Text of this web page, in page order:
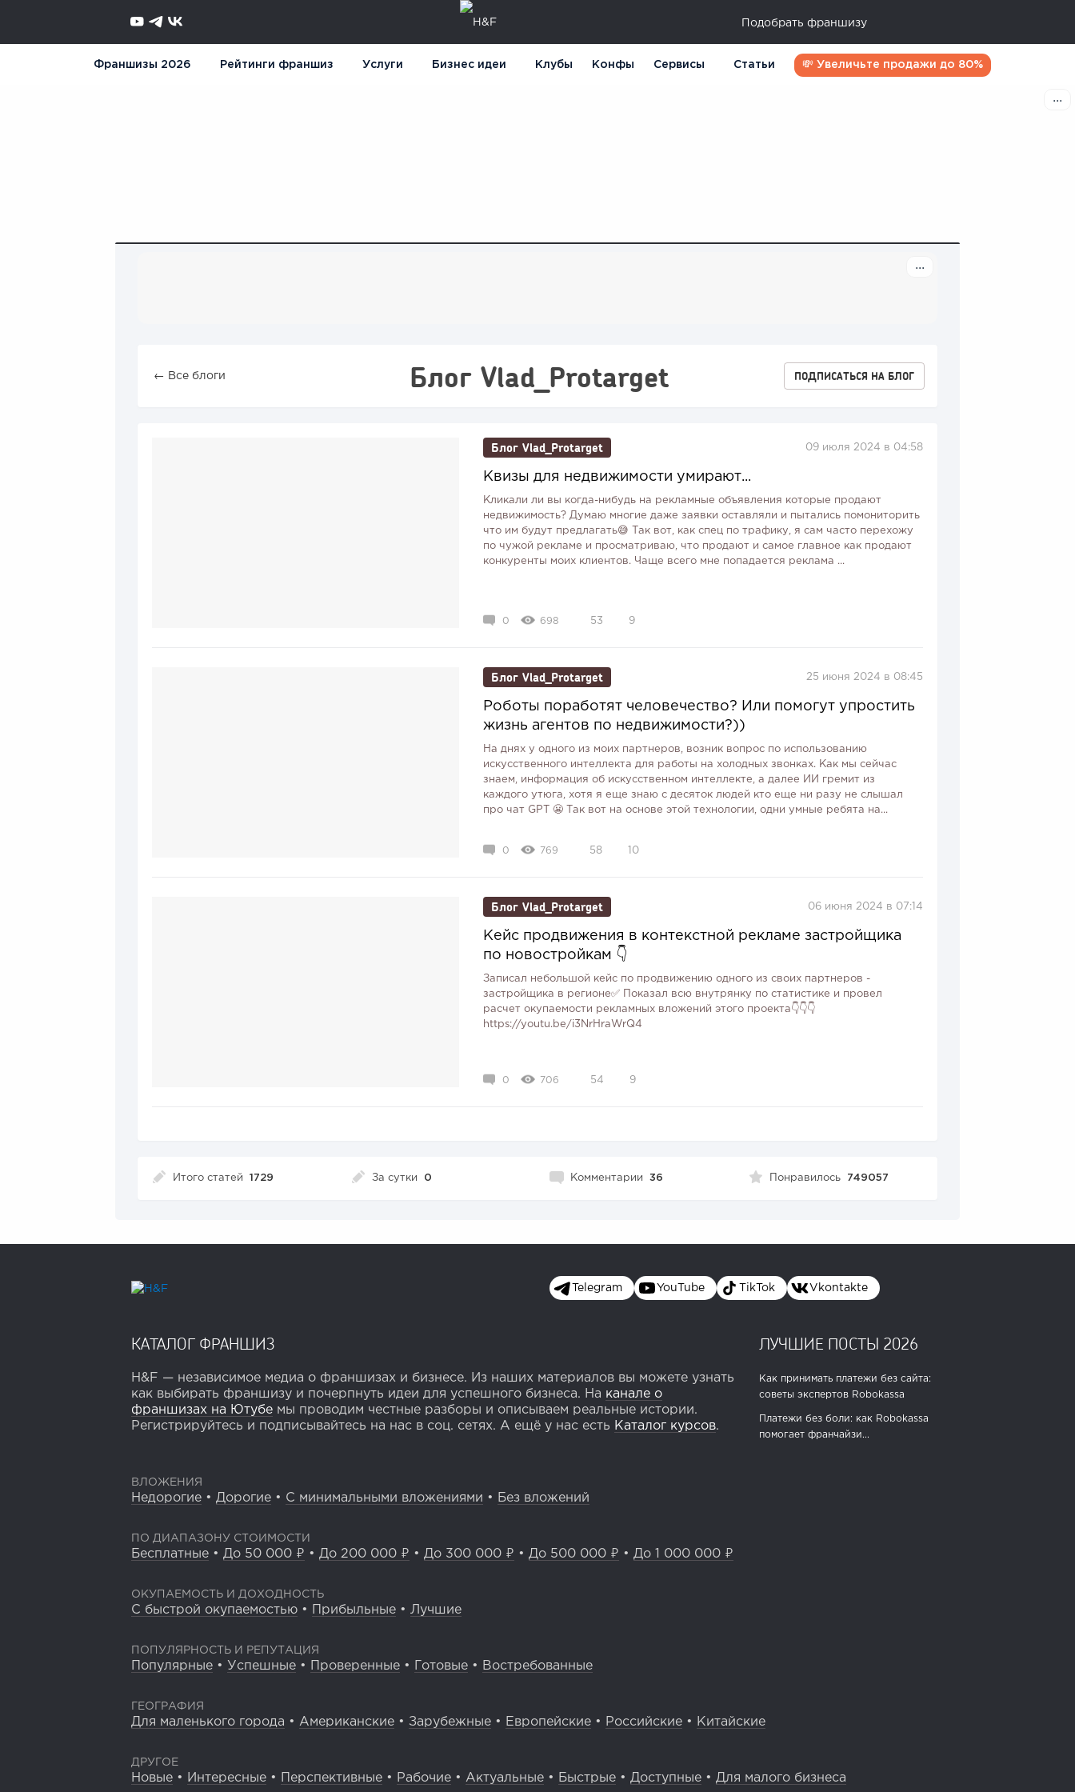
Подобрать франшизу
Франшизы 2026 Рейтинги франшиз Услуги Бизнес идеи Клубы Конфы Сервисы Статьи 💸 Увеличьте продажи до 80%
← Все блоги Блог Vlad_Protarget ПОДПИСАТЬСЯ НА БЛОГ
Блог Vlad_Protarget 09 июля 2024 в 04:58
Квизы для недвижимости умирают...
Кликали ли вы когда-нибудь на рекламные объявления которые продают
недвижимость? Думаю многие даже заявки оставляли и пытались помониторить
что им будут предлагать😅 Так вот, как спец по трафику, я сам часто перехожу
по чужой рекламе и просматриваю, что продают и самое главное как продают
конкуренты моих клиентов. Чаще всего мне попадается реклама ...
0 698 53 9
Блог Vlad_Protarget 25 июня 2024 в 08:45
Роботы поработят человечество? Или помогут упростить
жизнь агентов по недвижимости?))
На днях у одного из моих партнеров, возник вопрос по использованию
искусственного интеллекта для работы на холодных звонках. Как мы сейчас
знаем, информация об искусственном интеллекте, а далее ИИ гремит из
каждого утюга, хотя я еще знаю с десяток людей кто еще ни разу не слышал
про чат GPT 😬 Так вот на основе этой технологии, одни умные ребята на...
0 769 58 10
Блог Vlad_Protarget 06 июня 2024 в 07:14
Кейс продвижения в контекстной рекламе застройщика
по новостройкам 👇
Записал небольшой кейс по продвижению одного из своих партнеров -
застройщика в регионе✅ Показал всю внутрянку по статистике и провел
расчет окупаемости рекламных вложений этого проекта👇👇👇
https://youtu.be/i3NrHraWrQ4
0 706 54 9
Итого статей 1729 За сутки 0 Комментарии 36 Понравилось 749057
Telegram YouTube TikTok Vkontakte
КАТАЛОГ ФРАНШИЗ
H&F — независимое медиа о франшизах и бизнесе. Из наших материалов вы можете узнать
как выбирать франшизу и почерпнуть идеи для успешного бизнеса. На канале о
франшизах на Ютубе мы проводим честные разборы и описываем реальные истории.
Регистрируйтесь и подписывайтесь на нас в соц. сетях. А ещё у нас есть Каталог курсов.
ЛУЧШИЕ ПОСТЫ 2026
Как принимать платежи без сайта:
советы экспертов Robokassa
Платежи без боли: как Robokassa
помогает франчайзи...
ВЛОЖЕНИЯ
Недорогие • Дорогие • С минимальными вложениями • Без вложений
ПО ДИАПАЗОНУ СТОИМОСТИ
Бесплатные • До 50 000 ₽ • До 200 000 ₽ • До 300 000 ₽ • До 500 000 ₽ • До 1 000 000 ₽
ОКУПАЕМОСТЬ И ДОХОДНОСТЬ
С быстрой окупаемостью • Прибыльные • Лучшие
ПОПУЛЯРНОСТЬ И РЕПУТАЦИЯ
Популярные • Успешные • Проверенные • Готовые • Востребованные
ГЕОГРАФИЯ
Для маленького города • Американские • Зарубежные • Европейские • Российские • Китайские
ДРУГОЕ
Новые • Интересные • Перспективные • Рабочие • Актуальные • Быстрые • Доступные • Для малого бизнеса